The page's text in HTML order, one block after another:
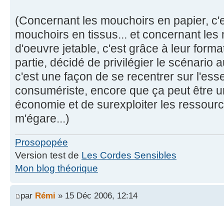
(Concernant les mouchoirs en papier,
mouchoirs en tissus... et concernant les
d'oeuvre jetable, c'est grâce à leur
partie, décidé de privilégier le scénario
c'est une façon de se recentrer sur
consumériste, encore que ça peut être
économie et de surexploiter les
m'égare...)
Prosopopée
Version test de Les Cordes Sensibles
Mon blog théorique
par Rémi » 15 Déc 2006, 12:14